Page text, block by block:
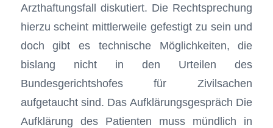
Arzthaftungsfall diskutiert. Die Rechtsprechung
hierzu scheint mittlerweile gefestigt zu sein und
doch gibt es technische Möglichkeiten, die
bislang nicht in den Urteilen des
Bundesgerichtshofes für Zivilsachen
aufgetaucht sind. Das Aufklärungsgespräch Die
Aufklärung des Patienten muss mündlich in